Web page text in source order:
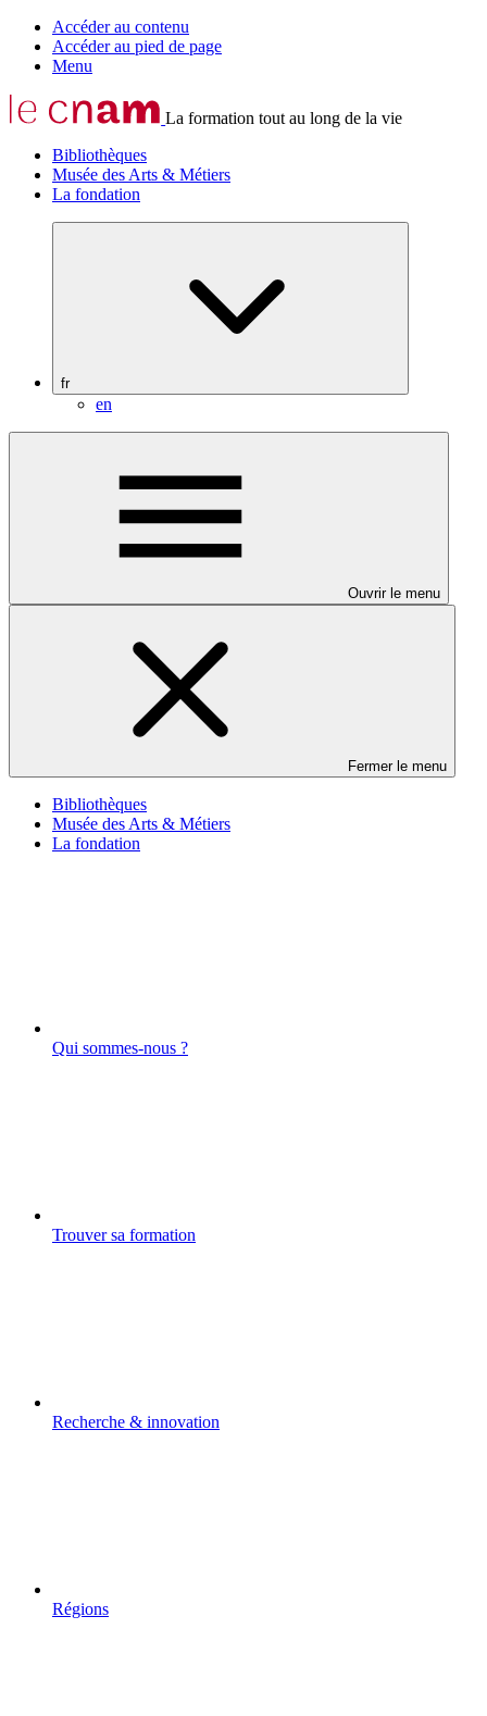
Accéder au contenu
Accéder au pied de page
Menu
La formation tout au long de la vie
Bibliothèques
Musée des Arts & Métiers
La fondation
fr
en
Ouvrir le menu
Fermer le menu
Bibliothèques
Musée des Arts & Métiers
La fondation
Qui sommes-nous ?
Trouver sa formation
Recherche & innovation
Régions